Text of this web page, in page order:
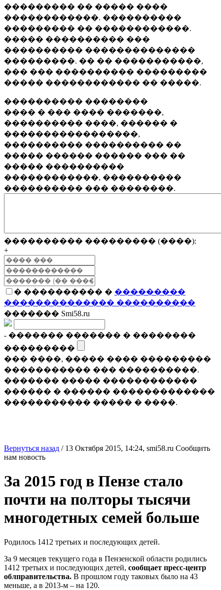
��������� �� ����� ����
������������. ����������
��������� �� ������������.
����� ���������� ���
���������� ��������������
���������. �� �� �����������,
��� ��� ���������� ���������
����� ������������ �� �����.
���������� ��������
���� � ��� ���� �������,
���������� ����, ������ �
�����������������,
���������� ���������� ��
����� ������ ������ ��� ��
����� ����������
������������, ����������
���������� ��� ��������.
���������� ��������� (����):
+
� ���������� � ���������
�������������� ����������
������� Smi58.ru
- ������� ������� � ��������
���������
��� ����, ����� ���� ���������
����������� ��� ����������.
������� ����� ������������
������ � ������ �������������
����������� ����� � ����.
Вернуться назад / 13 Октября 2015, 14:24, smi58.ru Сообщить
нам новость
За 2015 год в Пензе стало
почти на полторы тысячи
многодетных семей больше
Родилось 1412 третьих и последующих детей.
За 9 месяцев текущего года в Пензенской области родились
1412 третьих и последующих детей, сообщает пресс-центр
облправительства. В прошлом году таковых было на 43
меньше, а в 2013-м – на 120.